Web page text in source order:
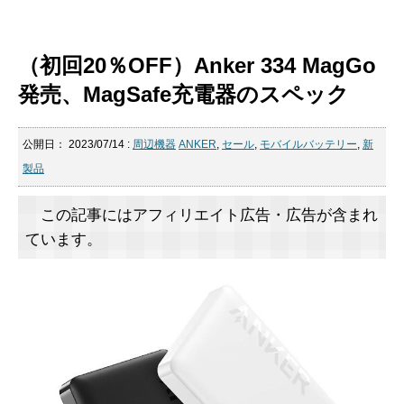
（初回20％OFF）Anker 334 MagGo
発売、MagSafe充電器のスペック
公開日： 2023/07/14 : 周辺機器 ANKER, セール, モバイルバッテリー, 新
製品
この記事にはアフィリエイト広告・広告が含まれ
ています。